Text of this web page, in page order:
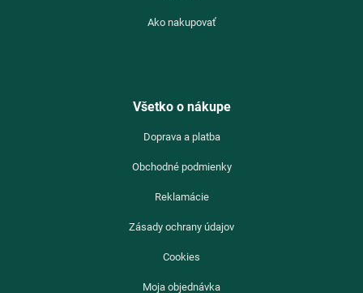
Ako nakupovať
Všetko o nákupe
Doprava a platba
Obchodné podmienky
Reklamácie
Zásady ochrany údajov
Cookies
Moja objednávka